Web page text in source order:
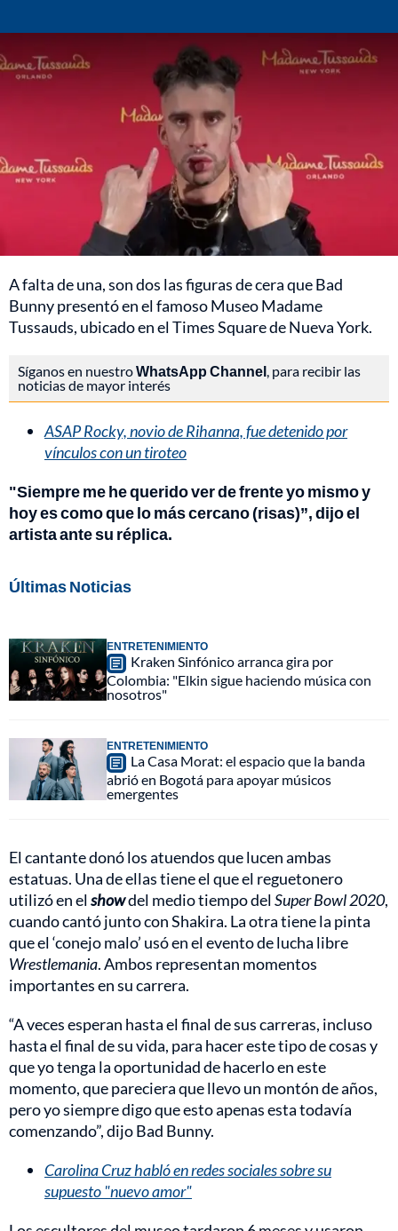
A falta de una, son dos las figuras de cera que Bad
Bunny presentó en el famoso Museo Madame
Tussauds, ubicado en el Times Square de Nueva York.
Síganos en nuestroWhatsApp Channel, para recibir las
noticias de mayor interés
ASAP Rocky, novio de Rihanna, fue detenido por
vínculos con un tiroteo
"Siempre me he querido ver de frente yo mismo y
hoy es como que lo más cercano (risas)”, dijo el
artista ante su réplica.
Últimas Noticias
ENTRETENIMIENTO
Kraken Sinfónico arranca gira por
Colombia: "Elkin sigue haciendo música con
nosotros"
ENTRETENIMIENTO
La Casa Morat: el espacio que la banda
abrió en Bogotá para apoyar músicos
emergentes
El cantante donó los atuendos que lucen ambas
estatuas. Una de ellas tiene el que el reguetonero
utilizó en elshowdel medio tiempo delSuper Bowl 2020,
cuando cantó junto con Shakira. La otra tiene la pinta
que el ‘conejo malo’ usó en el evento de lucha libre
Wrestlemania. Ambos representan momentos
importantes en su carrera.
“A veces esperan hasta el final de sus carreras, incluso
hasta el final de su vida, para hacer este tipo de cosas y
que yo tenga la oportunidad de hacerlo en este
momento, que pareciera que llevo un montón de años,
pero yo siempre digo que esto apenas esta todavía
comenzando”, dijo Bad Bunny.
Carolina Cruz habló en redes sociales sobre su
supuesto "nuevo amor"